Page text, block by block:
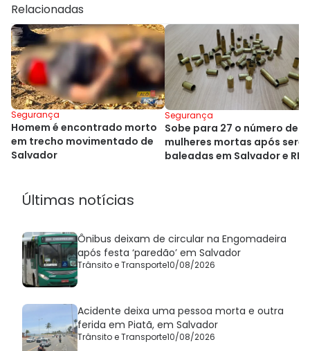
Relacionadas
Segurança
Homem é encontrado morto
em trecho movimentado de
Salvador
Segurança
Sobe para 27 o número de
mulheres mortas após
baleadas em Salvador e
Últimas notícias
Ônibus deixam de circular na Engomadeira
após festa ‘paredão’ em Salvador
Trânsito e Transporte10/08/2026
Acidente deixa uma pessoa morta e outra
ferida em Piatã, em Salvador
Trânsito e Transporte10/08/2026